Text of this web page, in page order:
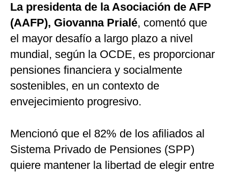
La presidenta de la Asociación de AFP
(AAFP), Giovanna Prialé, comentó que
el mayor desafío a largo plazo a nivel
mundial, según la OCDE, es proporcionar
pensiones financiera y socialmente
sostenibles, en un contexto de
envejecimiento progresivo.
Mencionó que el 82% de los afiliados al
Sistema Privado de Pensiones (SPP)
quiere mantener la libertad de elegir entre